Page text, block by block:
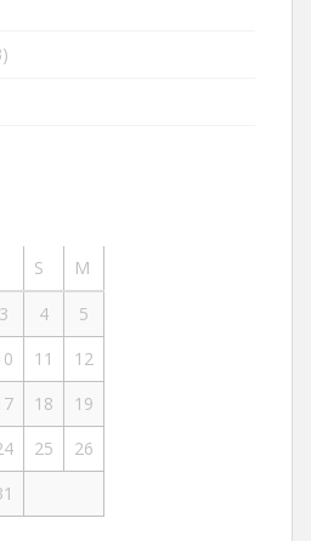
S
M
3 4
5
11
12
18
19
25
26